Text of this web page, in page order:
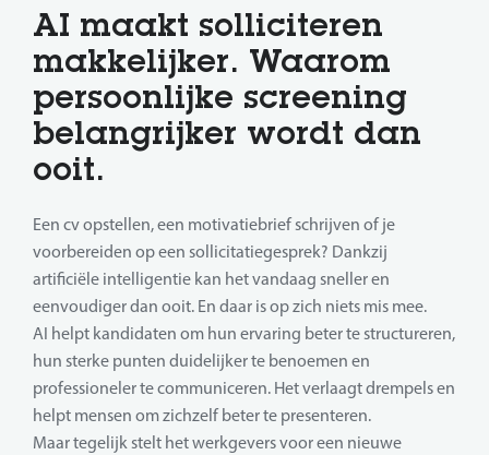
AI maakt solliciteren
makkelijker. Waarom
persoonlijke screening
belangrijker wordt dan
ooit.
Een cv opstellen, een motivatiebrief schrijven of je
voorbereiden op een sollicitatiegesprek? Dankzij
artificiële intelligentie kan het vandaag sneller en
eenvoudiger dan ooit. En daar is op zich niets mis mee.
AI helpt kandidaten om hun ervaring beter te structureren,
hun sterke punten duidelijker te benoemen en
professioneler te communiceren. Het verlaagt drempels en
helpt mensen om zichzelf beter te presenteren.
Maar tegelijk stelt het werkgevers voor een nieuwe